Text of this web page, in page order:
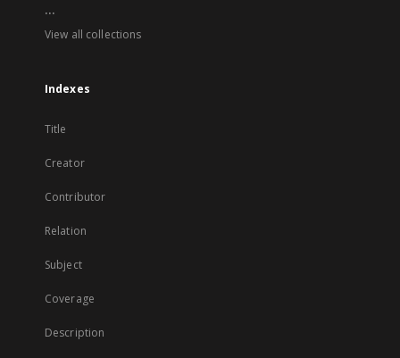
...
View all collections
Indexes
Title
Creator
Contributor
Relation
Subject
Coverage
Description